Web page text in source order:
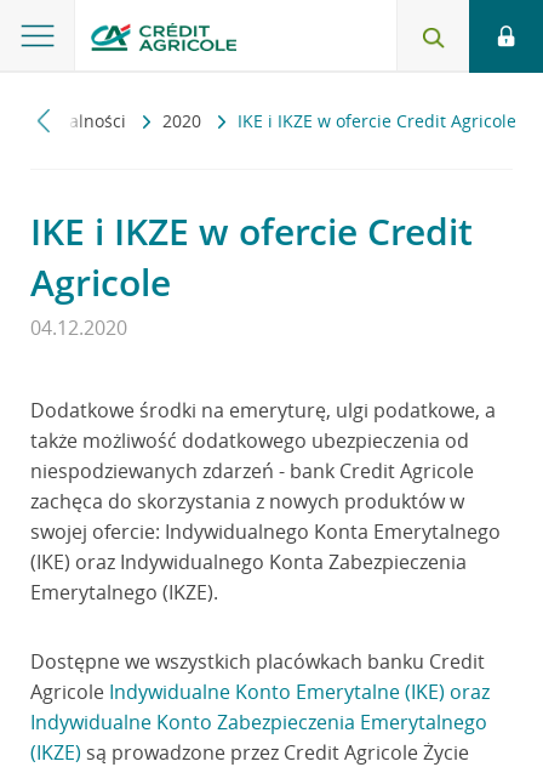
Aktualności 2020 IKE i IKZE w ofercie Credit Agricole
IKE i IKZE w ofercie Credit
Agricole
04.12.2020
Dodatkowe środki na emeryturę, ulgi podatkowe, a
także możliwość dodatkowego ubezpieczenia od
niespodziewanych zdarzeń - bank Credit Agricole
zachęca do skorzystania z nowych produktów w
swojej ofercie: Indywidualnego Konta Emerytalnego
(IKE) oraz Indywidualnego Konta Zabezpieczenia
Emerytalnego (IKZE).
Dostępne we wszystkich placówkach banku Credit
Agricole Indywidualne Konto Emerytalne (IKE) oraz
Indywidualne Konto Zabezpieczenia Emerytalnego
(IKZE) są prowadzone przez Credit Agricole Życie